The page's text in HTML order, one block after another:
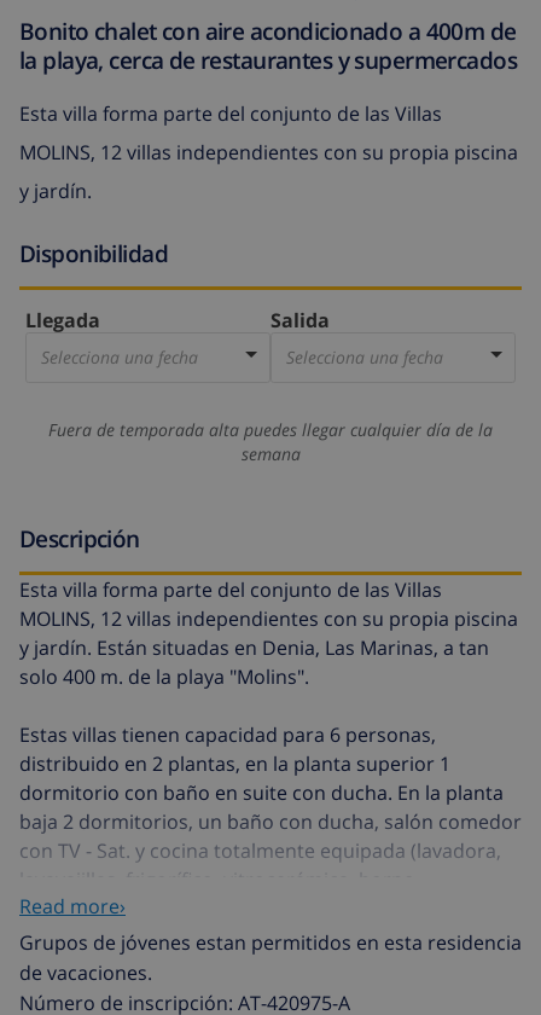
Bonito chalet con aire acondicionado a 400m de
la playa, cerca de restaurantes y supermercados
Esta villa forma parte del conjunto de las Villas
MOLINS, 12 villas independientes con su propia piscina
y jardín.
Disponibilidad
Llegada
Selecciona una fecha
Salida
Selecciona una fecha
Fuera de temporada alta puedes llegar cualquier día de la
semana
Descripción
Esta villa forma parte del conjunto de las Villas
MOLINS, 12 villas independientes con su propia piscina
y jardín. Están situadas en Denia, Las Marinas, a tan
solo 400 m. de la playa "Molins".
Estas villas tienen capacidad para 6 personas,
distribuido en 2 plantas, en la planta superior 1
dormitorio con baño en suite con ducha. En la planta
baja 2 dormitorios, un baño con ducha, salón comedor
con TV - Sat. y cocina totalmente equipada (lavadora,
lavavajillas, frigorífico, vitrocerámica, horno,
microondas, cafetera, tostadora..)
El exterior con jardín estilo mediterráneo, la piscina
privada aprox. de 8x4m. en forma de riñón y escalera
Read more›
Grupos de jóvenes estan permitidos en esta residencia
de vacaciones.
Número de inscripción: AT-420975-A